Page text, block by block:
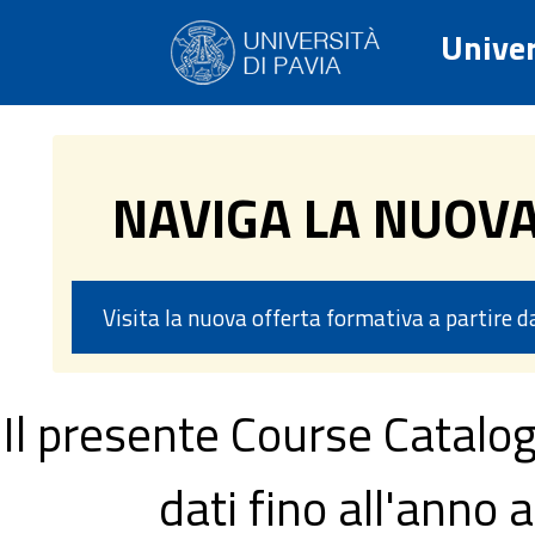
NAVIGA LA
Visita la nuova offerta formativa a partire
Il presente Course
dati fino all'anno